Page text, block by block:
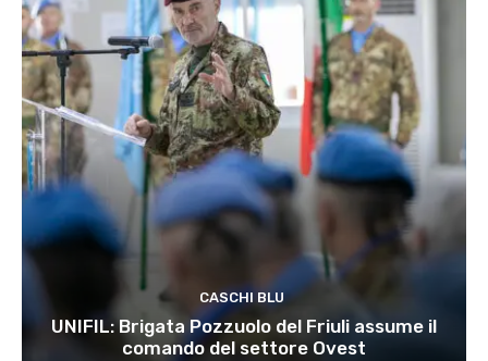
CASCHI BLU
UNIFIL: Brigata Pozzuolo del Friuli assume il
comando del settore Ovest